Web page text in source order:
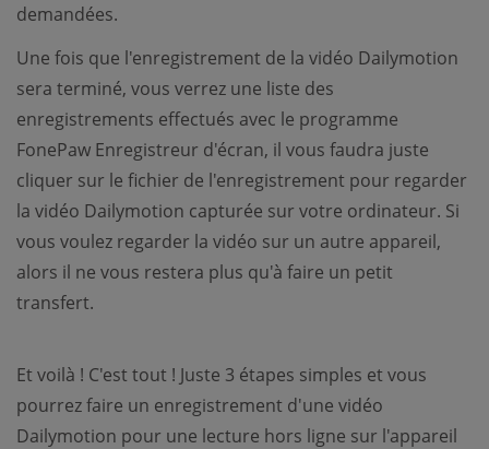
demandées.
Une fois que l'enregistrement de la vidéo Dailymotion
sera terminé, vous verrez une liste des
enregistrements effectués avec le programme
FonePaw Enregistreur d'écran, il vous faudra juste
cliquer sur le fichier de l'enregistrement pour regarder
la vidéo Dailymotion capturée sur votre ordinateur. Si
vous voulez regarder la vidéo sur un autre appareil,
alors il ne vous restera plus qu'à faire un petit
transfert.
Et voilà ! C'est tout ! Juste 3 étapes simples et vous
pourrez faire un enregistrement d'une vidéo
Dailymotion pour une lecture hors ligne sur l'appareil